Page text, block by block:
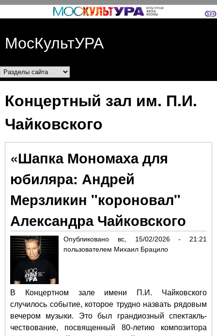
Перейти к основному
МосКультУРА
Разделы сайта
Концертный зал им. П.И.
Чайковского
«Шапка Мономаха для
юбиляра: Андрей
Мерзликин "короновал"
Александра Чайковского
Опубликовано вс, 15/02/2026 - 21:21
пользователем Михаил Брацило
В Концертном зале имени П.И. Чайковского
случилось событие, которое трудно назвать рядовым
вечером музыки. Это был грандиозный спектакль-
чествование, посвященный 80-летию композитора